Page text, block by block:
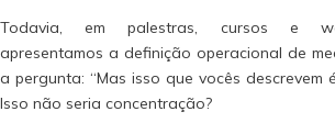
Todavia, em palestras, cursos e
apresentamos a definição operacional de
a pergunta: “Mas isso que vocês descrevem
Isso não seria concentração?